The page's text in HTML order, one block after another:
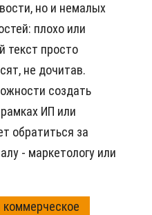
но и немалых
плохо или
текст просто
не дочитав.
создать
ИП или
обратиться за
- маркетологу или